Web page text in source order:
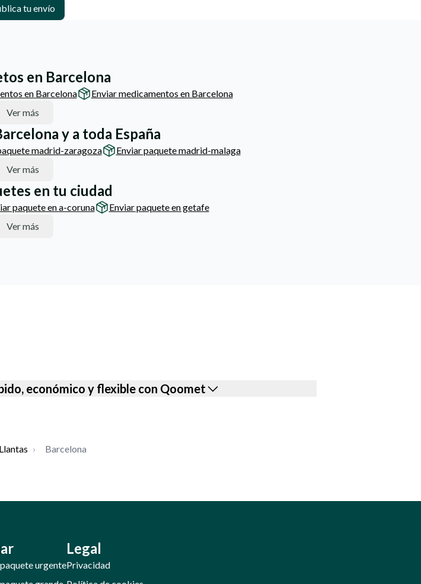
tu envío
en Barcelona
en Barcelona
Enviar medicamentos en Barcelona
Ver más
y a toda España
madrid-zaragoza
Enviar paquete madrid-malaga
Ver más
en tu ciudad
paquete en a-coruna
Enviar paquete en getafe
Ver más
económico y flexible con Qoomet
Llantas › Barcelona
urgente
Legal
Privacidad